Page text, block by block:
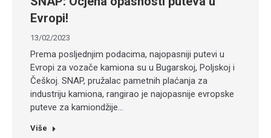
Evropi!
13/02/2023
Prema posljednjim podacima, najopasniji putevi u
Evropi za vozače kamiona su u Bugarskoj, Poljskoj i
Češkoj. SNAP, pružalac pametnih plaćanja za
industriju kamiona, rangirao je najopasnije evropske
puteve za kamiondžije…
Više